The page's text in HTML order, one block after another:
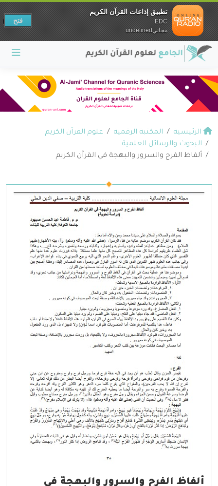
الرئيسية المكتبة الرقمية
علوم القرآن الكريم
البحوث والرسائل العلمية
ألفاظ الفرح والسرور والبهجة في القرآن الكريم
ألفاظ الفرح والسرور والبهجة في
تطبيق إذاعات القرآن الكريم
EDC
مجانيundefined
فتح